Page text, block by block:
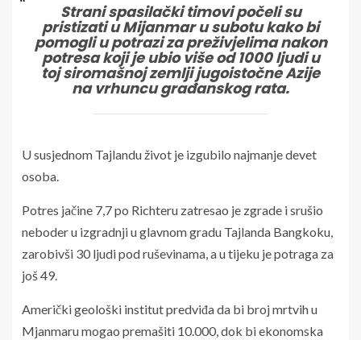
Strani spasilački timovi počeli su
pristizati u Mijanmar u subotu kako bi
pomogli u potrazi za preživjelima nakon
potresa koji je ubio više od 1000 ljudi u
toj siromašnoj zemlji jugoistočne Azije
na vrhuncu građanskog rata.
U susjednom Tajlandu život je izgubilo najmanje devet
osoba.
Potres jačine 7,7 po Richteru zatresao je zgrade i srušio
neboder u izgradnji u glavnom gradu Tajlanda Bangkoku,
zarobivši 30 ljudi pod ruševinama, a u tijeku je potraga za
još 49.
Američki geološki institut predviđa da bi broj mrtvih u
Mjanmaru mogao premašiti 10.000, dok bi ekonomska